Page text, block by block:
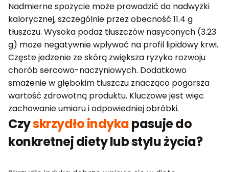
Nadmierne spożycie może prowadzić do nadwyżki
kalorycznej, szczególnie przez obecność 11.4 g
tłuszczu. Wysoka podaż tłuszczów nasyconych (3.23
g) może negatywnie wpływać na profil lipidowy krwi.
Częste jedzenie ze skórą zwiększa ryzyko rozwoju
chorób sercowo-naczyniowych. Dodatkowo
smażenie w głębokim tłuszczu znacząco pogarsza
wartość zdrowotną produktu. Kluczowe jest więc
zachowanie umiaru i odpowiedniej obróbki.
Czyskrzydło indykapasuje do
konkretnej diety lub stylu życia?